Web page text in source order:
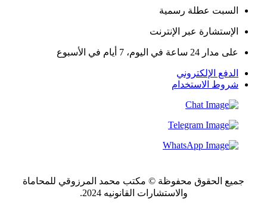
السبت عطلة رسمية
الإستشارة عبر الإنترنت
على مدار 24 ساعة في اليوم، 7 أيام في الأسبوع
الدفع الإلكتروني
شروط الاستخدام
جميع الحقوق محفوظة © مكتب محمد المرزوقي للمحاماة
والاستشارات القانونيه 2024.